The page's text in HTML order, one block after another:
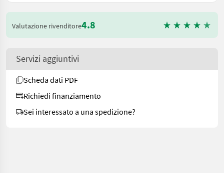
Valutazione rivenditore4.8
Servizi aggiuntivi
Scheda dati PDF
Richiedi finanziamento
Sei interessato a una spedizione?